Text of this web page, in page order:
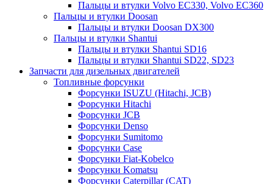
Пальцы и втулки Volvo EC330, Volvo EC360
Пальцы и втулки Doosan
Пальцы и втулки Doosan DX300
Пальцы и втулки Shantui
Пальцы и втулки Shantui SD16
Пальцы и втулки Shantui SD22, SD23
Запчасти для дизельных двигателей
Топливные форсунки
Форсунки ISUZU (Hitachi, JCB)
Форсунки Hitachi
Форсунки JCB
Форсунки Denso
Форсунки Sumitomo
Форсунки Case
Форсунки Fiat-Kobelco
Форсунки Komatsu
Форсунки Caterpillar (CAT)